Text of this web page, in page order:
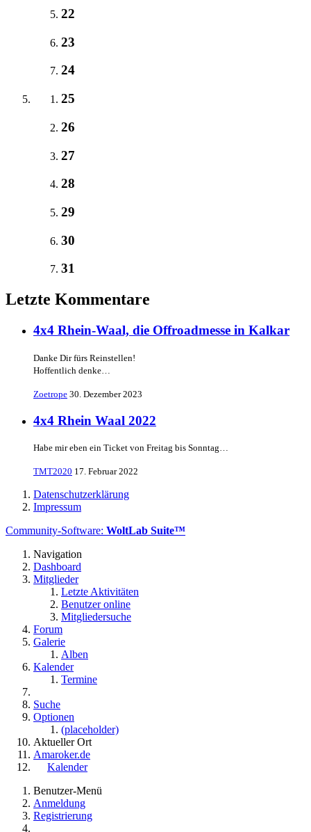
22
23
24
25
26
27
28
29
30
31
Letzte Kommentare
4x4 Rhein-Waal, die Offroadmesse in Kalkar
Danke Dir fürs Reinstellen!
Hoffentlich denke…
Zoetrope 30. Dezember 2023
4x4 Rhein Waal 2022
Habe mir eben ein Ticket von Freitag bis Sonntag…
TMT2020 17. Februar 2022
Datenschutzerklärung
Impressum
Community-Software: WoltLab Suite™
Navigation
Dashboard
Mitglieder
Letzte Aktivitäten
Benutzer online
Mitgliedersuche
Forum
Galerie
Alben
Kalender
Termine
Suche
Optionen
(placeholder)
Aktueller Ort
Amaroker.de
Kalender
Benutzer-Menü
Anmeldung
Registrierung